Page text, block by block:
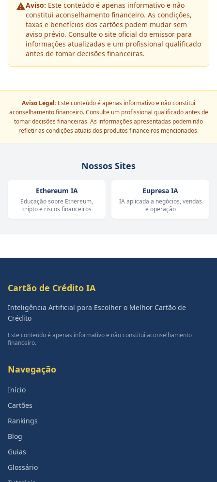
Aviso: Este conteúdo é apenas informativo e não
constitui aconselhamento financeiro. As condições,
taxas e benefícios dos cartões podem mudar sem
aviso prévio. Consulte o site oficial do emissor para
informações atualizadas e um profissional qualificado
antes de tomar decisões financeiras.
Aviso Legal: Este conteúdo é apenas informativo e não constitui
aconselhamento financeiro. Consulte um profissional qualificado antes de
tomar decisões financeiras. As informações apresentadas podem não
refletir as condições atuais dos produtos financeiros mencionados.
Nossos Sites
Ethereum IA
Educação sobre Ethereum,
cripto e riscos financeiros
Eupresa IA
IA aplicada a negócios, vendas
e operação
Cartão de Crédito IA
Inteligência Artificial para Escolher o Melhor Cartão de
Crédito
Este conteúdo é apenas informativo e não constitui aconselhamento
financeiro.
Navegação
Início
Cartões
Rankings
Blog
Guias
Glossário